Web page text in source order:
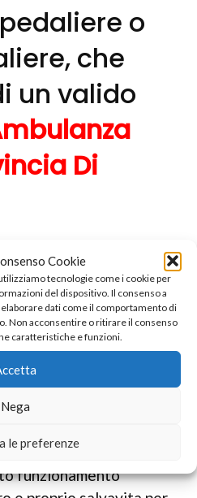
Cookie
tecnologie come i cookie per
del dispositivo. Il consenso a
dati come il comportamento di
Non acconsentire o ritirare il consenso
caratteristiche e funzioni.
Nega
le preferenze
o
che
un valido
Di
ritenuta di grandissimo
per la salute di tutti
e nei dintorni. La
diAmbulanza Privata
assemblato per la buona
funzionamento